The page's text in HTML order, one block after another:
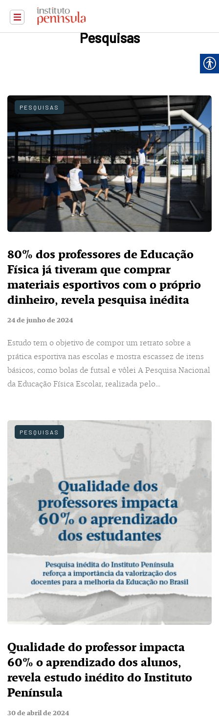
Pesquisas
PESQUISAS
80% dos professores de Educação
Física já tiveram que comprar
materiais esportivos com o próprio
dinheiro, revela pesquisa inédita
24 de junho de 2024
Estudo tem o objetivo de compor um retrato sobre a
prática esportiva nas escolas e mostra escassez de itens
básicos, como bolas de futsal e vôlei A Pesquisa Nacional
da Educação Física Escolar, realizada pelo…
PESQUISAS
Qualidade do professor impacta
60% o aprendizado dos alunos,
revela estudo inédito do Instituto
Península
30 de abril de 2024